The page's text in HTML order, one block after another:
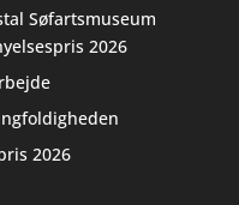
Søfartsmuseum
2026
2026